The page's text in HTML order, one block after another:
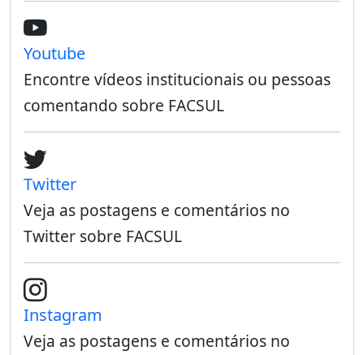
Youtube
Encontre vídeos institucionais ou pessoas
comentando sobre FACSUL
Twitter
Veja as postagens e comentários no
Twitter sobre FACSUL
Instagram
Veja as postagens e comentários no